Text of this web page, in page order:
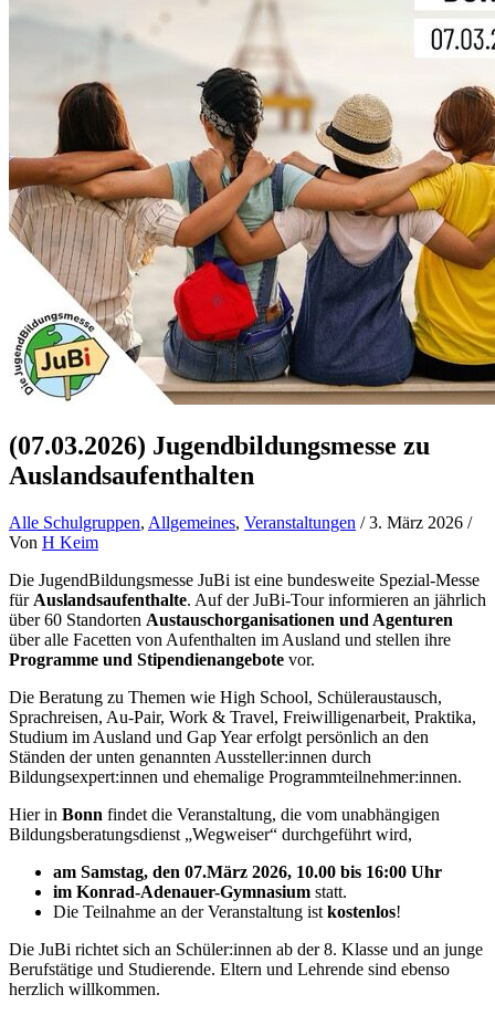
(07.03.2026) Jugendbildungsmesse zu
Auslandsaufenthalten
Alle Schulgruppen, Allgemeines, Veranstaltungen /3. März 2026 /
Von H Keim
Die JugendBildungsmesse JuBi ist eine bundesweite Spezial-Messe
für Auslandsaufenthalte. Auf der JuBi-Tour informieren an jährlich
über 60 Standorten Austauschorganisationen und Agenturen
über alle Facetten von Aufenthalten im Ausland und stellen ihre
Programme und Stipendienangebote vor.
Die Beratung zu Themen wie High School, Schüleraustausch,
Sprachreisen, Au-Pair, Work & Travel, Freiwilligenarbeit, Praktika,
Studium im Ausland und Gap Year erfolgt persönlich an den
Ständen der unten genannten Aussteller:innen durch
Bildungsexpert:innen und ehemalige Programmteilnehmer:innen.
Hier in Bonn findet die Veranstaltung, die vom unabhängigen
Bildungsberatungsdienst „Wegweiser“ durchgeführt wird,
am Samstag, den 07.März 2026, 10.00 bis 16:00 Uhr
im Konrad-Adenauer-Gymnasium statt.
Die Teilnahme an der Veranstaltung ist kostenlos!
Die JuBi richtet sich an Schüler:innen ab der 8. Klasse und an junge
Berufstätige und Studierende. Eltern und Lehrende sind ebenso
herzlich willkommen.